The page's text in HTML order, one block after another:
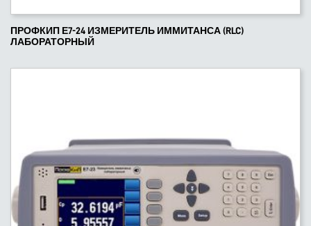
ПРОФКИП Е7-24 ИЗМЕРИТЕЛЬ ИММИТАНСА (RLC)
ЛАБОРАТОРНЫЙ